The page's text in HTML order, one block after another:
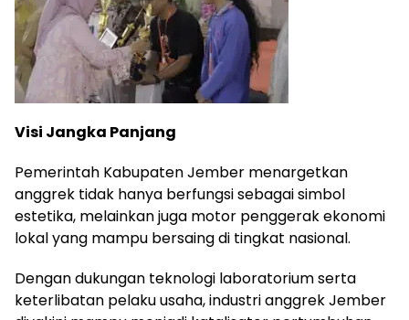
Visi Jangka Panjang
Pemerintah Kabupaten Jember menargetkan
anggrek tidak hanya berfungsi sebagai simbol
estetika, melainkan juga motor penggerak ekonomi
lokal yang mampu bersaing di tingkat nasional.
Dengan dukungan teknologi laboratorium serta
keterlibatan pelaku usaha, industri anggrek Jember